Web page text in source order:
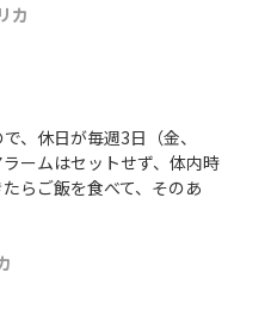
カ
、休日が毎週3日（金、
ームはセットせず、体内時
らご飯を食べて、そのあ